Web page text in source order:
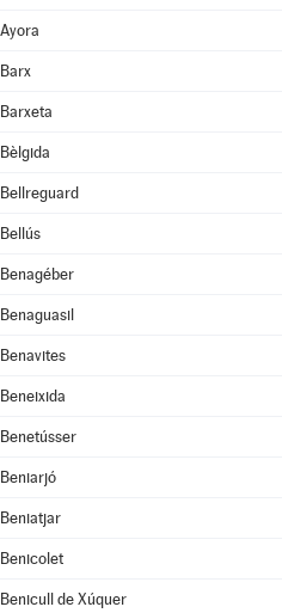
Ayora
Barx
Barxeta
Bèlgida
Bellreguard
Bellús
Benagéber
Benaguasil
Benavites
Beneixida
Benetússer
Beniarjó
Beniatjar
Benicolet
Benicull de Xúquer